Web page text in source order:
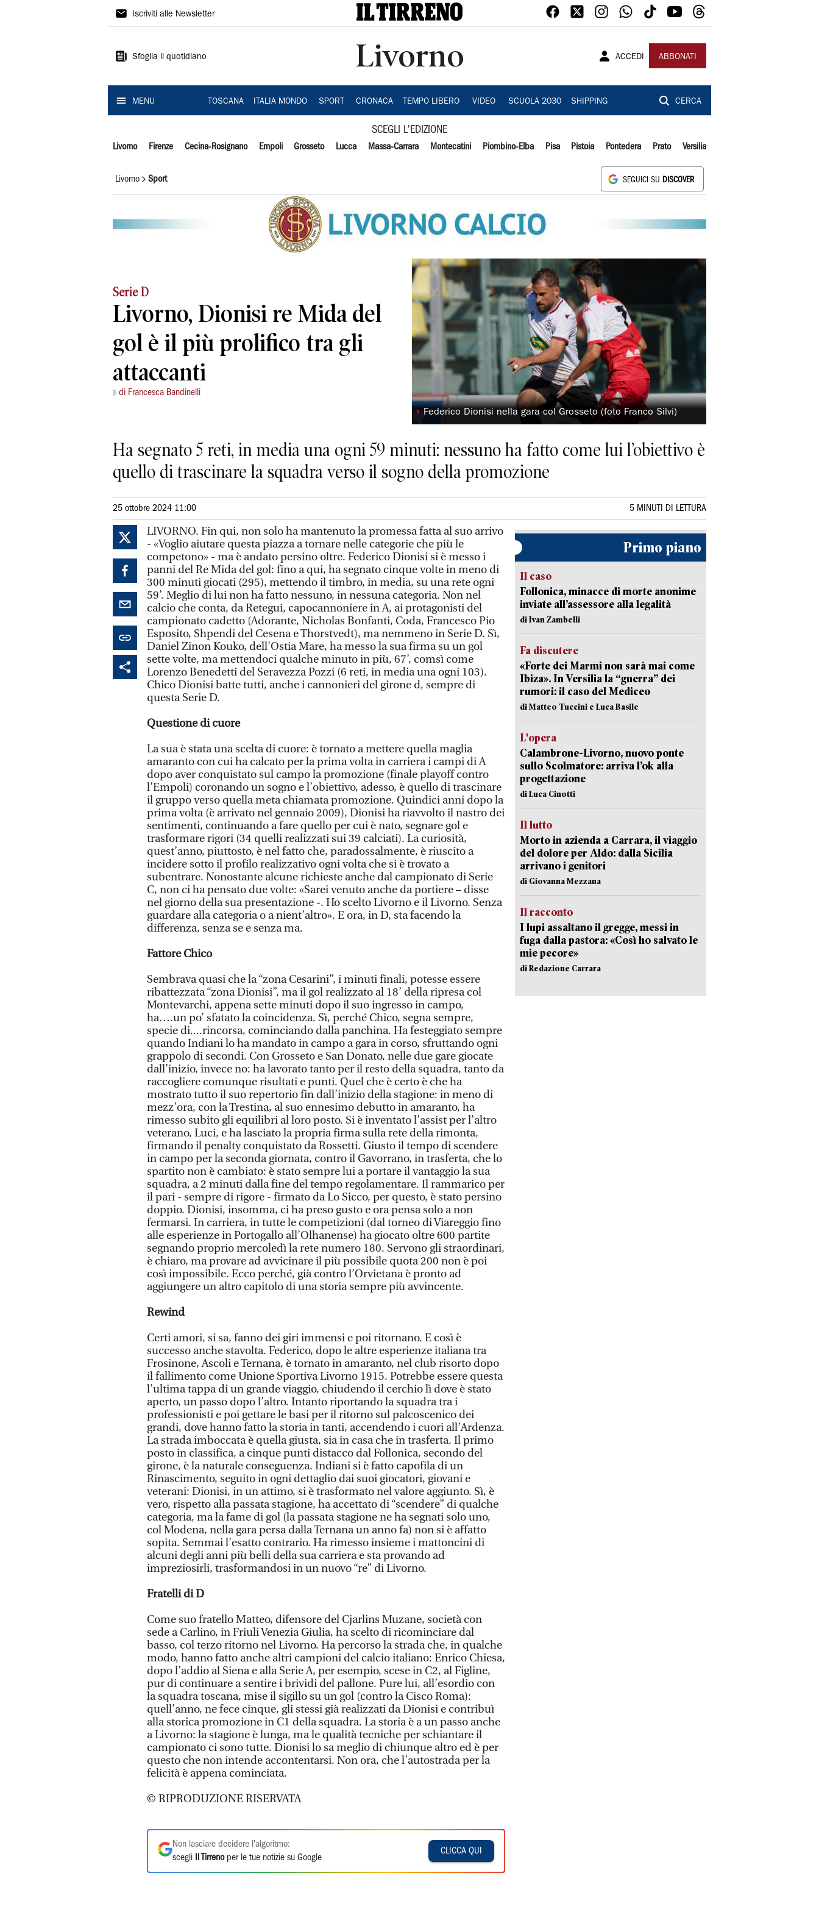
Il
Iscriviti alle Newsletter
Sfoglia il quotidiano Livorno ACCEDI ABBONATI
MENU TOSCANA ITALIA MONDO SPORT CRONACA TEMPO LIBERO VIDEO SCUOLA 2030 SHIPPING CERCA
SCEGLI L'EDIZIONE
Livorno Firenze Cecina-Rosignano Empoli Grosseto Lucca Massa-Carrara Montecatini Piombino-Elba Pisa Pistoia Pontedera Prato Versilia
Livorno Sport SEGUICI SU DISCOVER
Serie D
Livorno, Dionisi re Mida del
gol è il più prolifico tra gli
attaccanti
di Francesca Bandinelli
◗ Federico Dionisi nella gara col Grosseto (foto Franco Silvi)
Ha segnato 5 reti, in media una ogni 59 minuti: nessuno ha fatto come lui l’obiettivo è
quello di trascinare la squadra verso il sogno della promozione
25 ottobre 2024 11:00 5 MINUTI DI LETTURA
LIVORNO. Fin qui, non solo ha mantenuto la promessa fatta al suo arrivo
- «Voglio aiutare questa piazza a tornare nelle categorie che più le
competono» - ma è andato persino oltre. Federico Dionisi si è messo i
panni del Re Mida del gol: fino a qui, ha segnato cinque volte in meno di
300 minuti giocati (295), mettendo il timbro, in media, su una rete ogni
59’. Meglio di lui non ha fatto nessuno, in nessuna categoria. Non nel
calcio che conta, da Retegui, capocannoniere in A, ai protagonisti del
campionato cadetto (Adorante, Nicholas Bonfanti, Coda, Francesco Pio
Esposito, Shpendi del Cesena e Thorstvedt), ma nemmeno in Serie D. Sì,
Daniel Zinon Kouko, dell’Ostia Mare, ha messo la sua firma su un gol
sette volte, ma mettendoci qualche minuto in più, 67’, comsì come
Lorenzo Benedetti del Seravezza Pozzi (6 reti, in media una ogni 103).
Chico Dionisi batte tutti, anche i cannonieri del girone d, sempre di
questa Serie D.
Questione di cuore
La sua è stata una scelta di cuore: è tornato a mettere quella maglia
amaranto con cui ha calcato per la prima volta in carriera i campi di A
dopo aver conquistato sul campo la promozione (finale playoff contro
l’Empoli) coronando un sogno e l’obiettivo, adesso, è quello di trascinare
il gruppo verso quella meta chiamata promozione. Quindici anni dopo la
prima volta (è arrivato nel gennaio 2009), Dionisi ha riavvolto il nastro dei
sentimenti, continuando a fare quello per cui è nato, segnare gol e
trasformare rigori (34 quelli realizzati sui 39 calciati). La curiosità,
quest’anno, piuttosto, è nel fatto che, paradossalmente, è riuscito a
incidere sotto il profilo realizzativo ogni volta che si è trovato a
subentrare. Nonostante alcune richieste anche dal campionato di Serie
C, non ci ha pensato due volte: «Sarei venuto anche da portiere – disse
nel giorno della sua presentazione -. Ho scelto Livorno e il Livorno. Senza
guardare alla categoria o a nient’altro». E ora, in D, sta facendo la
differenza, senza se e senza ma.
Fattore Chico
Sembrava quasi che la “zona Cesarini”, i minuti finali, potesse essere
ribattezzata “zona Dionisi”, ma il gol realizzato al 18’ della ripresa col
Montevarchi, appena sette minuti dopo il suo ingresso in campo,
ha….un po’ sfatato la coincidenza. Sì, perché Chico, segna sempre,
specie di....rincorsa, cominciando dalla panchina. Ha festeggiato sempre
quando Indiani lo ha mandato in campo a gara in corso, sfruttando ogni
grappolo di secondi. Con Grosseto e San Donato, nelle due gare giocate
dall’inizio, invece no: ha lavorato tanto per il resto della squadra, tanto da
raccogliere comunque risultati e punti. Quel che è certo è che ha
mostrato tutto il suo repertorio fin dall’inizio della stagione: in meno di
mezz’ora, con la Trestina, al suo ennesimo debutto in amaranto, ha
rimesso subito gli equilibri al loro posto. Si è inventato l’assist per l’altro
veterano, Luci, e ha lasciato la propria firma sulla rete della rimonta,
firmando il penalty conquistato da Rossetti. Giusto il tempo di scendere
in campo per la seconda giornata, contro il Gavorrano, in trasferta, che lo
spartito non è cambiato: è stato sempre lui a portare il vantaggio la sua
squadra, a 2 minuti dalla fine del tempo regolamentare. Il rammarico per
il pari - sempre di rigore - firmato da Lo Sicco, per questo, è stato persino
doppio. Dionisi, insomma, ci ha preso gusto e ora pensa solo a non
fermarsi. In carriera, in tutte le competizioni (dal torneo di Viareggio fino
alle esperienze in Portogallo all’Olhanense) ha giocato oltre 600 partite
segnando proprio mercoledì la rete numero 180. Servono gli straordinari,
è chiaro, ma provare ad avvicinare il più possibile quota 200 non è poi
così impossibile. Ecco perché, già contro l’Orvietana è pronto ad
aggiungere un altro capitolo di una storia sempre più avvincente.
Rewind
Certi amori, si sa, fanno dei giri immensi e poi ritornano. E così è
successo anche stavolta. Federico, dopo le altre esperienze italiana tra
Frosinone, Ascoli e Ternana, è tornato in amaranto, nel club risorto dopo
il fallimento come Unione Sportiva Livorno 1915. Potrebbe essere questa
l’ultima tappa di un grande viaggio, chiudendo il cerchio lì dove è stato
aperto, un passo dopo l’altro. Intanto riportando la squadra tra i
professionisti e poi gettare le basi per il ritorno sul palcoscenico dei
grandi, dove hanno fatto la storia in tanti, accendendo i cuori all’Ardenza.
La strada imboccata è quella giusta, sia in casa che in trasferta. Il primo
posto in classifica, a cinque punti distacco dal Follonica, secondo del
girone, è la naturale conseguenza. Indiani si è fatto capofila di un
Rinascimento, seguito in ogni dettaglio dai suoi giocatori, giovani e
veterani: Dionisi, in un attimo, si è trasformato nel valore aggiunto. Sì, è
vero, rispetto alla passata stagione, ha accettato di “scendere” di qualche
categoria, ma la fame di gol (la passata stagione ne ha segnati solo uno,
col Modena, nella gara persa dalla Ternana un anno fa) non si è affatto
sopita. Semmai l’esatto contrario. Ha rimesso insieme i mattoncini di
alcuni degli anni più belli della sua carriera e sta provando ad
impreziosirli, trasformandosi in un nuovo “re” di Livorno.
Fratelli di D
Come suo fratello Matteo, difensore del Cjarlins Muzane, società con
sede a Carlino, in Friuli Venezia Giulia, ha scelto di ricominciare dal
basso, col terzo ritorno nel Livorno. Ha percorso la strada che, in qualche
modo, hanno fatto anche altri campioni del calcio italiano: Enrico Chiesa,
dopo l’addio al Siena e alla Serie A, per esempio, scese in C2, al Figline,
pur di continuare a sentire i brividi del pallone. Pure lui, all’esordio con
la squadra toscana, mise il sigillo su un gol (contro la Cisco Roma):
quell’anno, ne fece cinque, gli stessi già realizzati da Dionisi e contribuì
alla storica promozione in C1 della squadra. La storia è a un passo anche
a Livorno: la stagione è lunga, ma le qualità tecniche per schiantare il
campionato ci sono tutte. Dionisi lo sa meglio di chiunque altro ed è per
questo che non intende accontentarsi. Non ora, che l’autostrada per la
felicità è appena cominciata.
© RIPRODUZIONE RISERVATA
Non lasciare decidere l'algoritmo:
scegli
Il Tirrenoper le tue notizie su Google
CLICCA QUI
Primo piano
Il caso
Follonica, minacce di morte anonime
inviate all’assessore alla legalità
di Ivan Zambelli
Fa discutere
«Forte dei Marmi non sarà mai come
Ibiza». In Versilia la “guerra” dei
rumori: il caso del Mediceo
di Matteo Tuccini e Luca Basile
L'opera
Calambrone-Livorno, nuovo ponte
sullo Scolmatore: arriva l’ok alla
progettazione
di Luca Cinotti
Il lutto
Morto in azienda a Carrara, il viaggio
del dolore per Aldo: dalla Sicilia
arrivano i genitori
di Giovanna Mezzana
Il racconto
I lupi assaltano il gregge, messi in
fuga dalla pastora: «Così ho salvato le
mie pecore»
di Redazione Carrara